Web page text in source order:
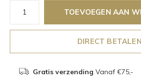
TOEVOEGEN AAN
DIRECT BETALEN
Gratis verzending Vanaf €75,-